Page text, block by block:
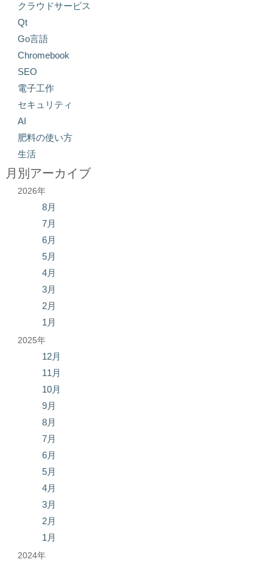
クラウドサービス
Qt
Go言語
Chromebook
SEO
電子工作
セキュリティ
AI
肥料の使い方
生活
月別アーカイブ
2026年
8月
7月
6月
5月
4月
3月
2月
1月
2025年
12月
11月
10月
9月
8月
7月
6月
5月
4月
3月
2月
1月
2024年